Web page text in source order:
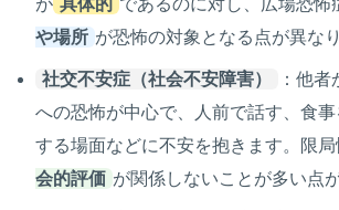
が 具体的 であるのに対し、広場恐怖
や場所 が恐怖の対象となる点が異なり
社交不安症（社会不安障害）
：他
への恐怖が中心で、人前で話す、食
する場面などに不安を抱きます。限
会的評価 が関係しないことが多い点